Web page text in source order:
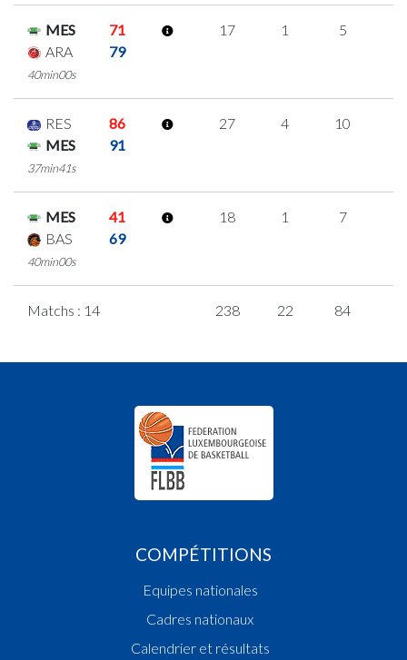
MES
71
ARA
79
40min00s
17 1 5
RES
86
MES
91
37min41s
27 4 10
MES
41
BAS
69
40min00s
18 1 7
Matchs : 14 238 22 84
COMPÉTITIONS
Equipes nationales
Cadres nationaux
Calendrier et résultats